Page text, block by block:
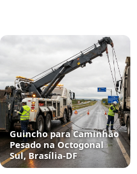
Guincho para Caminhão
Pesado na Octogonal
Sul, Brasília‑DF